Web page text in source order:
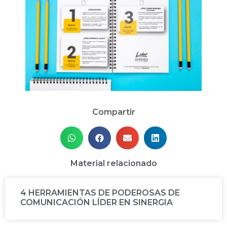
Compartir
Material relacionado
4 HERRAMIENTAS DE PODEROSAS DE
COMUNICACIÓN LÍDER EN SINERGIA